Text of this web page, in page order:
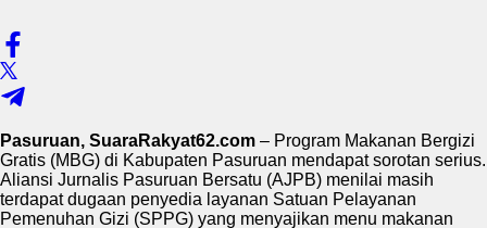
Pasuruan, SuaraRakyat62.com – Program Makanan Bergizi
Gratis (MBG) di Kabupaten Pasuruan mendapat sorotan serius.
Aliansi Jurnalis Pasuruan Bersatu (AJPB) menilai masih
terdapat dugaan penyedia layanan Satuan Pelayanan
Pemenuhan Gizi (SPPG) yang menyajikan menu makanan